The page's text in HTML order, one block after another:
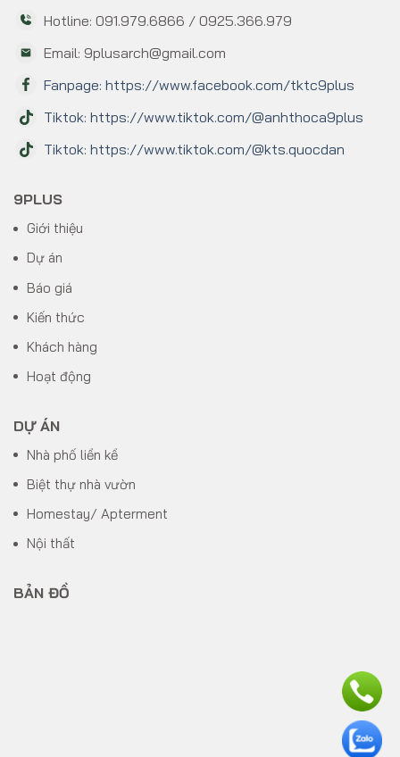
Hotline: 091.979.6866 / 0925.366.979
Email: 9plusarch@gmail.com
Fanpage: https://www.facebook.com/tktc9plus
Tiktok: https://www.tiktok.com/@anhthoca9plus
Tiktok: https://www.tiktok.com/@kts.quocdan
9PLUS
Giới thiệu
Dự án
Báo giá
Kiến thức
Khách hàng
Hoạt động
DỰ ÁN
Nhà phố liền kề
Biệt thự nhà vườn
Homestay/ Apterment
Nội thất
BẢN ĐỒ